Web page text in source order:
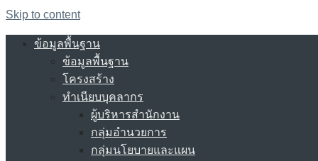
Skip to content
ข้อมูลพื้นฐาน
ข้อมูลพื้นฐาน
โครงสร้าง
ทำเนียบบุคลากร
ผู้บริหารสำนักงาน
กลุ่มอำนวยการ
กลุ่มนโยบายและแผน